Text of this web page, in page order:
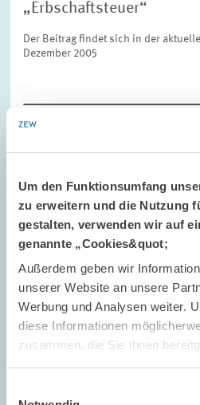
Um den Funktionsumfang
zu erweitern und die Nutzung
gestalten, verwenden wir auf
genannte „Cookies&quot;
Außerdem geben wir
unserer Website an unsere
Werbung und Analysen weiter.
diese Informationen
zusammen, die Sie ihnen
„Erbschaftsteuer“
Der Beitrag findet sich in der
Dezember 2005
ZEW-Präsident Franz
im Rahmen des
Der Beitrag findet sich in der
November 2005